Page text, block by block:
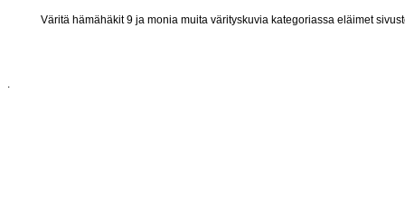
Väritä hämähäkit 9 ja monia muita värityskuvia kategoriassa eläimet
.